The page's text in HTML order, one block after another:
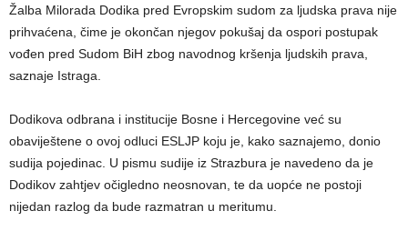
Žalba Milorada Dodika pred Evropskim sudom za ljudska prava nije
prihvaćena, čime je okončan njegov pokušaj da ospori postupak
vođen pred Sudom BiH zbog navodnog kršenja ljudskih prava,
saznaje Istraga.
Dodikova odbrana i institucije Bosne i Hercegovine već su
obaviještene o ovoj odluci ESLJP koju je, kako saznajemo, donio
sudija pojedinac. U pismu sudije iz Strazbura je navedeno da je
Dodikov zahtjev očigledno neosnovan, te da uopće ne postoji
nijedan razlog da bude razmatran u meritumu.